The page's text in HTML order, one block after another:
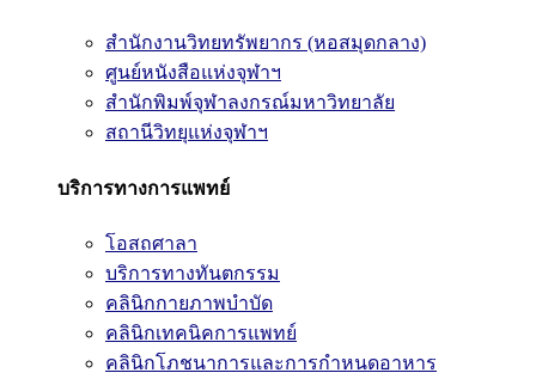
สำนักงานวิทยทรัพยากร (หอสมุดกลาง)
ศูนย์หนังสือแห่งจุฬาฯ
สำนักพิมพ์จุฬาลงกรณ์มหาวิทยาลัย
สถานีวิทยุแห่งจุฬาฯ
บริการทางการแพทย์
โอสถศาลา
บริการทางทันตกรรม
คลินิกกายภาพบำบัด
คลินิกเทคนิคการแพทย์
คลินิกโภชนาการและการกำหนดอาหาร